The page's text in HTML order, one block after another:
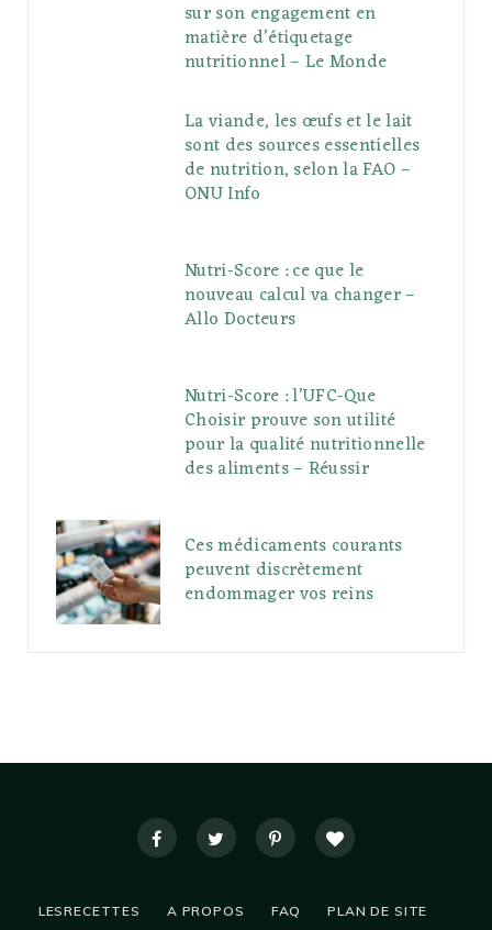
sur son engagement en
matière d’étiquetage
nutritionnel – Le Monde
La viande, les œufs et le lait
sont des sources essentielles
de nutrition, selon la FAO –
ONU Info
Nutri-Score : ce que le
nouveau calcul va changer –
Allo Docteurs
Nutri-Score : l’UFC-Que
Choisir prouve son utilité
pour la qualité nutritionnelle
des aliments – Réussir
Ces médicaments courants
peuvent discrètement
endommager vos reins
LESRECETTES A PROPOS FAQ PLAN DE SITE